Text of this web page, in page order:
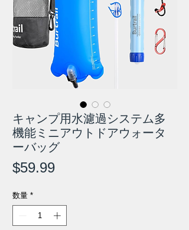
キャンプ用水濾過システム多
機能ミニアウトドアウォータ
ーバッグ
$59.99価
数量 *